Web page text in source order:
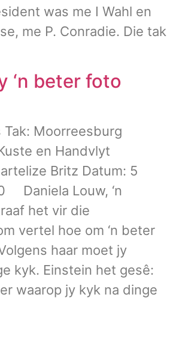
was me I Wahl en
me P. Conradie. Die tak
‘n beter foto
Tak: Moorreesburg
en Handvlyt
Britz Datum: 5
Daniela Louw, ‘n
het vir die
vertel hoe om ‘n beter
haar moet jy
kyk. Einstein het gesê:
waarop jy kyk na dinge